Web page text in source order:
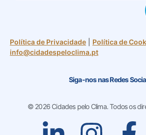
Política de Privacidade Política de
info@cidadespeloclima.pt
Siga-nos nas Redes
© 2026 Cidades pelo Clima. Todos os